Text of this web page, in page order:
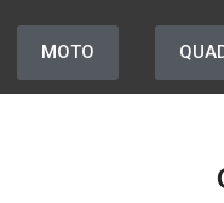
MOTO